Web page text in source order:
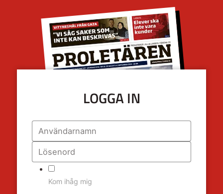
LOGGA IN
Kom ihåg mig